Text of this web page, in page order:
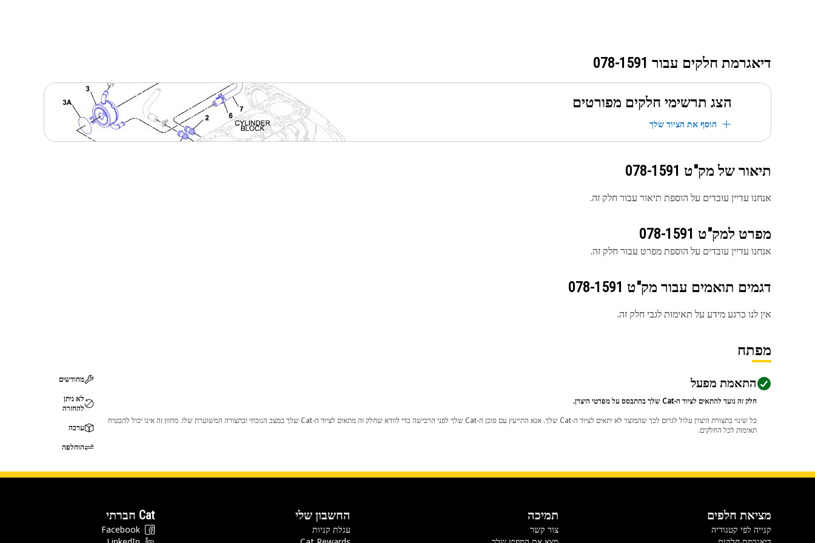
דיאגרמת חלקים עבור 078-1591
הצג תרשימי חלקים מפורטים
הוסף את הציוד שלך
תיאור של מק"ט 078-1591
אנחנו עדיין עובדים על הוספת תיאור עבור חלק זה.
מפרט למק"ט 078-1591
אנחנו עדיין עובדים על הוספת מפרט עבור חלק זה.
דגמים תואמים עבור מק"ט 078-1591
אין לנו כרגע מידע על תאימות לגבי חלק זה.
מפתח
התאמת מפעל
חלק זה נועד להתאים לציוד ה-Cat שלך בהתבסס על מפרטי היצרן.
כל שינוי בתצורת היצרן עלול לגרום לכך שהמוצר לא יתאים לציוד ה-Cat שלך. אנא התייעץ עם סוכן ה-Cat שלך לפני הרכישה כדי לוודא שחלק זה מתאים לציוד ה-Cat שלך במצב הנוכחי ובתצורה המשוערת שלו. מחוון זה אינו יכול להבטיח
תאימות לכל החלקים.
מחודשים
לא ניתן
להחזרה
ערכה
הוחלפה
מציאת חלפים
קנייה לפי קטגוריה
תמיכה
צור קשר
החשבון שלי
עגלת קניות
Cat חברתי
Facebook